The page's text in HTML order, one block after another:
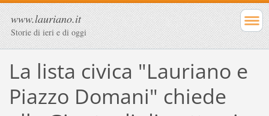
www.lauriano.it
Storie di ieri e di oggi
La lista civica "Lauriano e
Piazzo Domani" chiede